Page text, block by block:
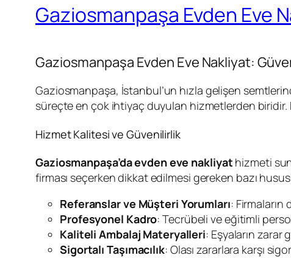
Gaziosmanpaşa Evden Eve
Gaziosmanpaşa Evden Eve Nakliyat:
Gaziosmanpaşa, İstanbul’un hızla gelişen
süreçte en çok ihtiyaç duyulan hizmetlerden biridir.
Hizmet Kalitesi ve Güvenilirlik
Gaziosmanpaşa’da evden eve nakliyat hizmeti
firması seçerken dikkat edilmesi gereken bazı
Referanslar ve Müşteri Yorumları:
Profesyonel Kadro: Tecrübeli ve eğitimli
Kaliteli Ambalaj Materyalleri: Eşyaların zarar
Sigortalı Taşımacılık: Olası zararlara karşı